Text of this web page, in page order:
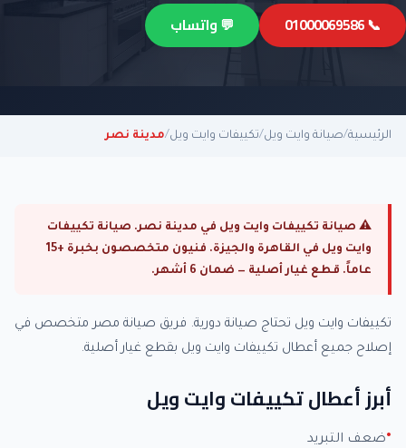
📞 01000069586 💬 واتساب
الرئيسية/صيانة وايت ويل/تكييفات وايت ويل/مدينة نصر
⚠ صيانة تكييفات وايت ويل في مدينة نصر. صيانة تكييفات
وايت ويل في القاهرة والجيزة. فنيون متخصصون بخبرة +15
عاماً. قطع غيار أصلية — ضمان 6 أشهر.
تكييفات وايت ويل تحتاج صيانة دورية. فريق صيانة مصر متخصص في
إصلاح جميع أعطال تكييفات وايت ويل بقطع غيار أصلية.
أبرز أعطال تكييفات وايت ويل
ضعف التبريد